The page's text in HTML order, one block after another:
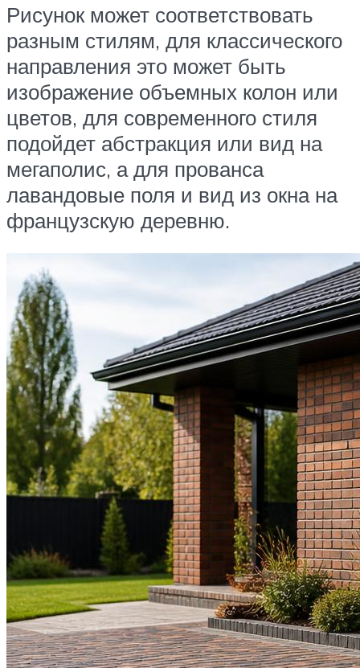
Рисунок может соответствовать
разным стилям, для классического
направления это может быть
изображение объемных колон или
цветов, для современного стиля
подойдет абстракция или вид на
мегаполис, а для прованса
лавандовые поля и вид из окна на
французскую деревню.